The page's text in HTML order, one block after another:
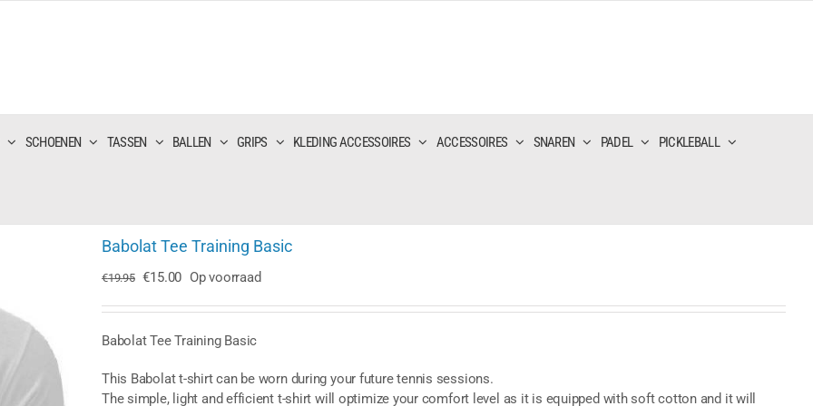
SCHOENEN TASSEN BALLEN GRIPS KLEDING ACCESSOIRES ACCESSOIRES SNAREN PADEL PICKLEBALL
Babolat Tee Training Basic
€19.95 Oorspronkelijke
was:
€19.95.
€15.00Huidige
is:
€15.00.
Op voorraad
Babolat Tee Training Basic
This Babolat t-shirt can be worn during your future tennis sessions.
The simple, light and efficient t-shirt will optimize your comfort level as it is equipped with soft cotton and it will